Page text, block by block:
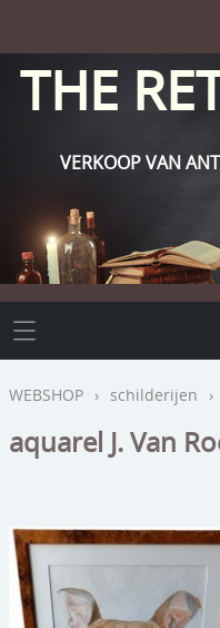
THE
VERKOOP VAN
THE RETROHOUSE
WEBSHOP
OUTLET
beelden
meubels
reclamevoorwerpen/
INFO
CONTACT
WEBSHOP › schilderijen ›
aquarel J. Van